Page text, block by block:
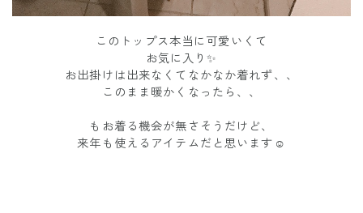
このトップス本当に可愛いくて
お気に入り✨
お出掛けは出来なくてなかなか着れず、、
このまま暖かくなったら、、
もお着る機会が無さそうだけど、
来年も使えるアイテムだと思います☺️